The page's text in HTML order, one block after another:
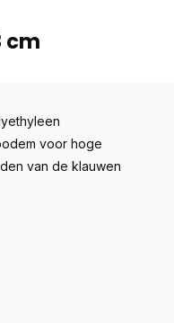
cm
voor hoge
van de klauwen